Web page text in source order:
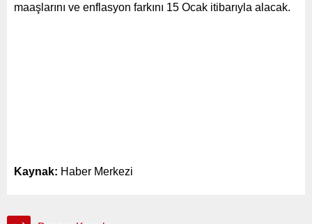
maaşlarını ve enflasyon farkını 15 Ocak itibarıyla alacak.
Kaynak: Haber Merkezi